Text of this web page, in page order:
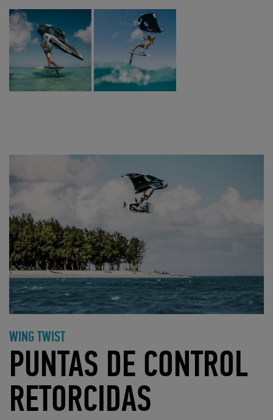
WING TWIST
PUNTAS DE CONTROL
RETORCIDAS